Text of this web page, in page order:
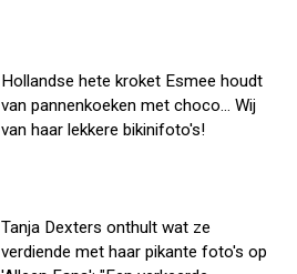
Hollandse hete kroket Esmee houdt
van pannenkoeken met choco... Wij
van haar lekkere bikinifoto's!
Tanja Dexters onthult wat ze
verdiende met haar pikante foto's op